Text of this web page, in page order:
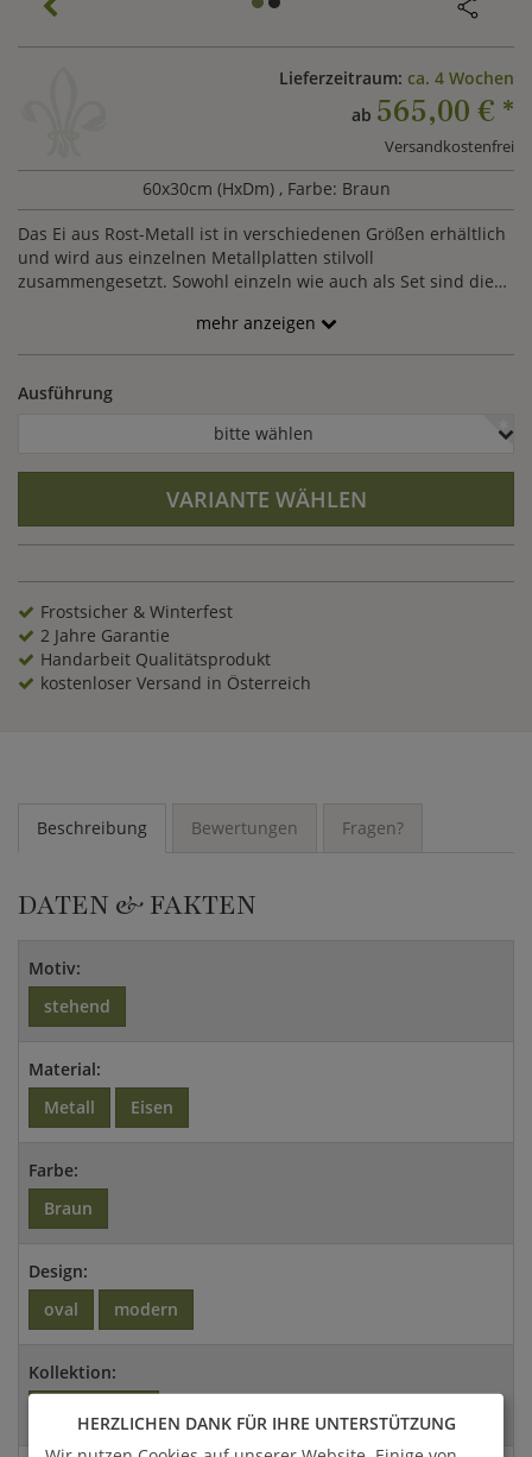
Lieferzeitraum: ca. 4 Wochen
ab 565,00 € *
Versandkostenfrei
60x30cm (HxDm) , Farbe: Braun
Das Ei aus Rost-Metall ist in verschiedenen Größen erhältlich
und wird aus einzelnen Metallplatten stilvoll
zusammengesetzt. Sowohl einzeln wie auch als Set sind die
mehr anzeigen
Ausführung
bitte wählen
VARIANTE WÄHLEN
Frostsicher & Winterfest
2 Jahre Garantie
Handarbeit Qualitätsprodukt
kostenloser Versand in Österreich
Beschreibung Bewertungen Fragen?
DATEN & FAKTEN
Motiv:
stehend
Material:
Metall
Eisen
Farbe:
Braun
Design:
oval
modern
Kollektion:
HERZLICHEN DANK FÜR IHRE UNTERSTÜTZUNG